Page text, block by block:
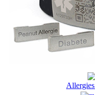
Allergies